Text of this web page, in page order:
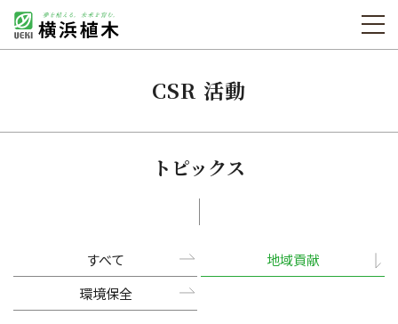
CSR 活動
トピックス
すべて
地域貢献
環境保全